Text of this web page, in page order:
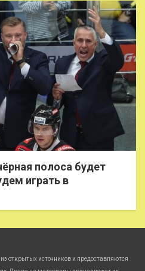
полоса будет
играть в
открытых источников и предоставляются